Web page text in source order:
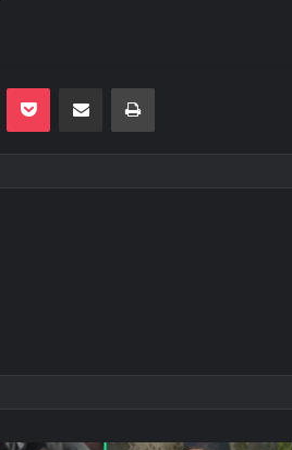
Pocket E-Posta ile paylaş Yazdır